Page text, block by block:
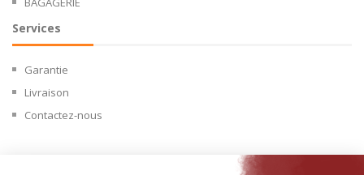
Services
Garantie
Livraison
Contactez-nous